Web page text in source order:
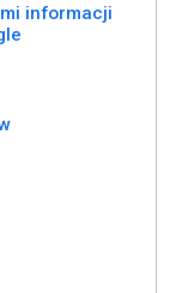
informacji